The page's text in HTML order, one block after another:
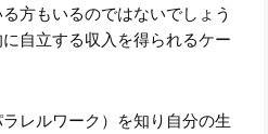
方もいるのではないでしょう
自立する収入を得られるケー
レルワーク）を知り自分の生